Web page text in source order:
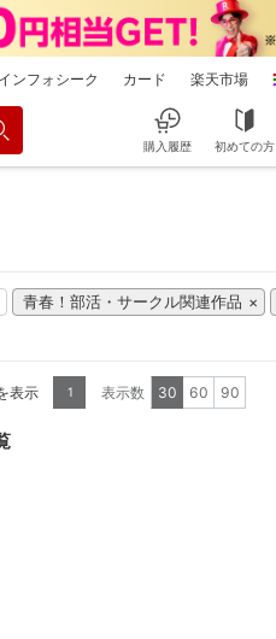
インフォシーク カード 楽天市場
購入履歴 初めての方
青春！部活・サークル関連作品
表示 1 表示数 30 60 90